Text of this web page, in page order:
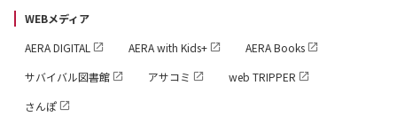
WEBメディア
AERA DIGITAL
AERA with Kids+
AERA Books
サバイバル図書館
アサコミ
web TRIPPER
さんぽ